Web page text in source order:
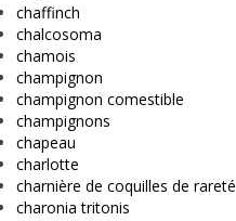
chaffinch
chalcosoma
chamois
champignon
champignon comestible
champignons
chapeau
charlotte
charnière de coquilles de rareté
charonia tritonis